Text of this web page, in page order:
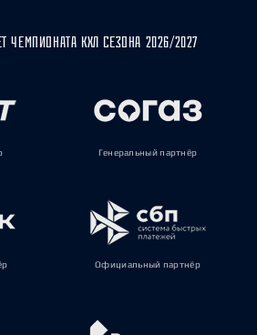
ЧЕМПИОНАТА КХЛ СЕЗОНА 2026/2027
Генеральный партнёр
Официальный партнёр